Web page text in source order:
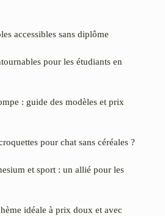
accessibles sans diplôme
pour les étudiants en
: guide des modèles et prix
pour chat sans céréales ?
et sport : un allié pour les
idéale à prix doux et avec